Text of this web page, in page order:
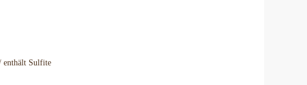
enthält Sulfite